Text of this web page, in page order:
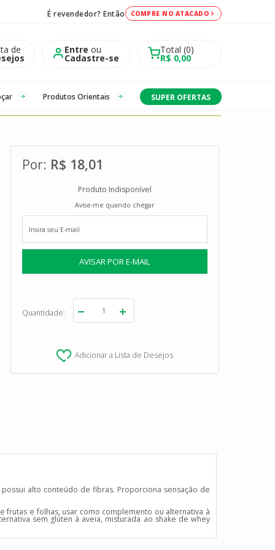
É revendedor? Então COMPRE NO ATACADO
de Entre ou
Cadastre-se
Total 0
R$ 0,00
Produtos Orientais SUPER OFERTAS
R$ 18,01
Produto Indisponível
Avise-me quando chegar
Quantidade
Adicionar a Lista de Desejos
alto conteúdo de fibras. Proporciona sensação de
frutas e folhas, usar como complemento ou alternativa à
sem glúten à aveia, misturada ao shake de whey